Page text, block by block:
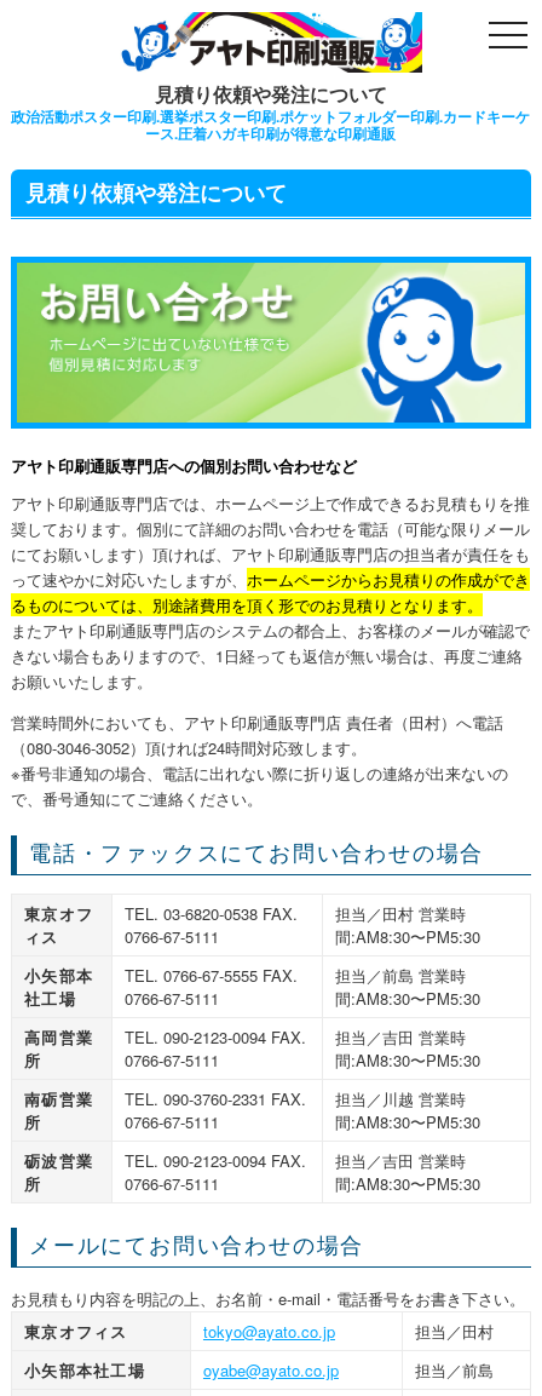
見積り依頼や発注について
政治活動ポスター印刷.選挙ポスター印刷.ポケットフォルダー印刷.カードキーケ
ース.圧着ハガキ印刷が得意な印刷通販
見積り依頼や発注について
アヤト印刷通販専門店への個別お問い合わせなど
アヤト印刷通販専門店では、ホームページ上で作成できるお見積もりを推
奨しております。個別にて詳細のお問い合わせを電話（可能な限りメール
にてお願いします）頂ければ、アヤト印刷通販専門店の担当者が責任をも
って速やかに対応いたしますが、 ホームページからお見積りの作成ができ
るものについては、別途諸費用を頂く形でのお見積りとなります。
またアヤト印刷通販専門店のシステムの都合上、お客様のメールが確認で
きない場合もありますので、1日経っても返信が無い場合は、再度ご連絡
お願いいたします。
営業時間外においても、アヤト印刷通販専門店 責任者（田村）へ電話
（080-3046-3052）頂ければ24時間対応致します。
※番号非通知の場合、電話に出れない際に折り返しの連絡が出来ないの
で、番号通知にてご連絡ください。
電話・ファックスにてお問い合わせの場合
東京オフ
ィス
TEL. 03-6820-0538 FAX.
0766-67-5111
担当／田村 営業時
間:AM8:30〜PM5:30
小矢部本
社工場
TEL. 0766-67-5555 FAX.
0766-67-5111
担当／前島 営業時
間:AM8:30〜PM5:30
高岡営業
所
TEL. 090-2123-0094 FAX.
0766-67-5111
担当／吉田 営業時
間:AM8:30〜PM5:30
南砺営業
所
TEL. 090-3760-2331 FAX.
0766-67-5111
担当／川越 営業時
間:AM8:30〜PM5:30
砺波営業
所
TEL. 090-2123-0094 FAX.
0766-67-5111
担当／吉田 営業時
間:AM8:30〜PM5:30
メールにてお問い合わせの場合
お見積もり内容を明記の上、お名前・e-mail・電話番号をお書き下さい。
東京オフィス
tokyo@ayato.co.jp
担当／田村
小矢部本社工場
oyabe@ayato.co.jp
担当／前島